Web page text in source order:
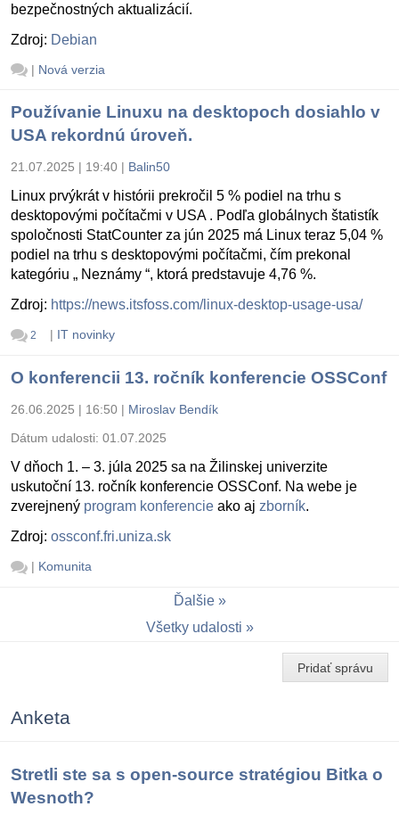
bezpečnostných aktualizácií.
Zdroj: Debian
| Nová verzia
Používanie Linuxu na desktopoch dosiahlo v
USA rekordnú úroveň.
21.07.2025 | 19:40 | Balin50
Linux prvýkrát v histórii prekročil 5 % podiel na trhu s
desktopovými počítačmi v USA . Podľa globálnych štatistík
spoločnosti StatCounter za jún 2025 má Linux teraz 5,04 %
podiel na trhu s desktopovými počítačmi, čím prekonal
kategóriu „ Neznámy “, ktorá predstavuje 4,76 %.
Zdroj: https://news.itsfoss.com/linux-desktop-usage-usa/
2 | IT novinky
O konferencii 13. ročník konferencie OSSConf
26.06.2025 | 16:50 | Miroslav Bendík
Dátum udalosti: 01.07.2025
V dňoch 1. – 3. júla 2025 sa na Žilinskej univerzite
uskutoční 13. ročník konferencie OSSConf. Na webe je
zverejnený program konferencie ako aj zborník.
Zdroj: ossconf.fri.uniza.sk
| Komunita
Ďalšie
Všetky udalosti
Pridať správu
Anketa
Stretli ste sa s open-source stratégiou Bitka o
Wesnoth?